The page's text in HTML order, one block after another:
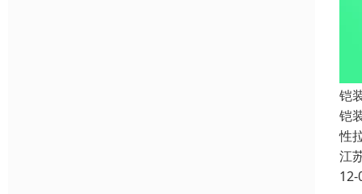
铠
铠
性
江
12-